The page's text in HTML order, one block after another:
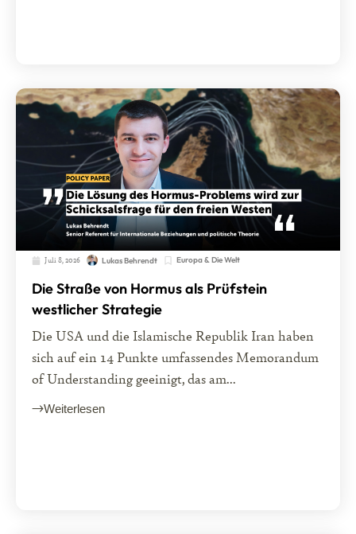
Juli 8, 2026 Lukas Behrendt Europa & Die Welt
Die Straße von Hormus als Prüfstein
westlicher Strategie
Die USA und die Islamische Republik Iran haben
sich auf ein 14 Punkte umfassendes Memorandum
of Understanding geeinigt, das am...
Weiterlesen